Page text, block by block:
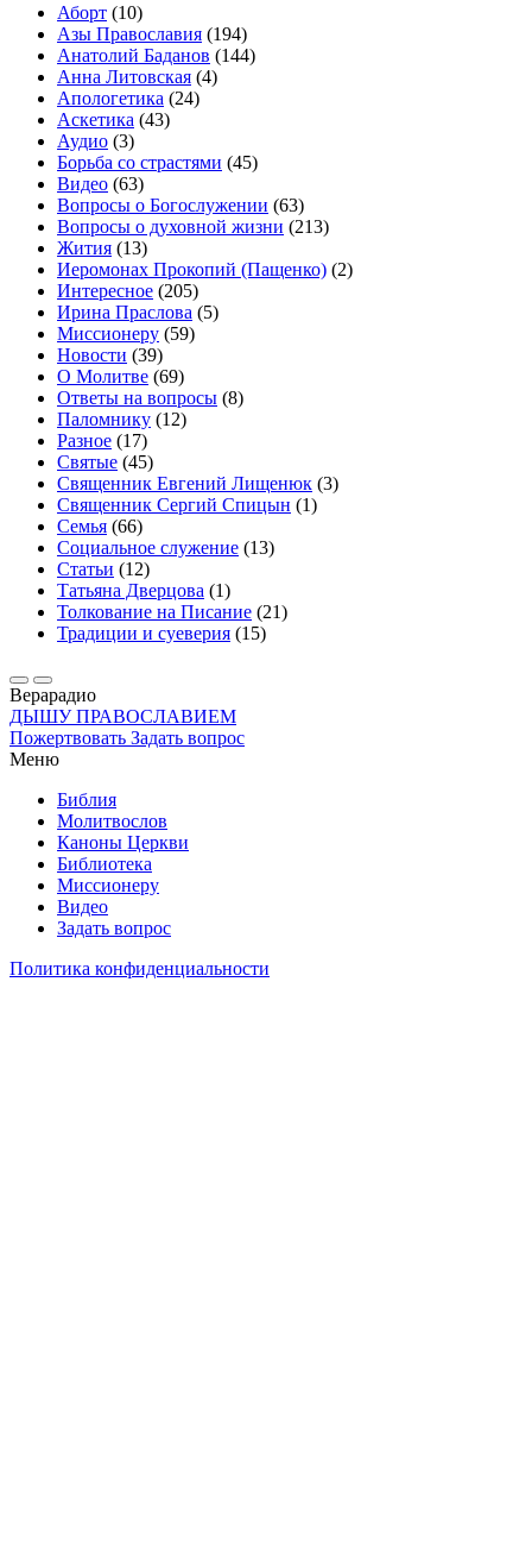
Аборт (10)
Азы Православия (194)
Анатолий Баданов (144)
Анна Литовская (4)
Апологетика (24)
Аскетика (43)
Аудио (3)
Борьба со страстями (45)
Видео (63)
Вопросы о Богослужении (63)
Вопросы о духовной жизни (213)
Жития (13)
Иеромонах Прокопий (Пащенко) (2)
Интересное (205)
Ирина Праслова (5)
Миссионеру (59)
Новости (39)
О Молитве (69)
Ответы на вопросы (8)
Паломнику (12)
Разное (17)
Святые (45)
Священник Евгений Лищенюк (3)
Священник Сергий Спицын (1)
Семья (66)
Социальное служение (13)
Статьи (12)
Татьяна Дверцова (1)
Толкование на Писание (21)
Традиции и суеверия (15)
Верарадио
ДЫШУ ПРАВОСЛАВИЕМ
Пожертвовать Задать вопрос
Меню
Библия
Молитвослов
Каноны Церкви
Библиотека
Миссионеру
Видео
Задать вопрос
Политика конфиденциальности